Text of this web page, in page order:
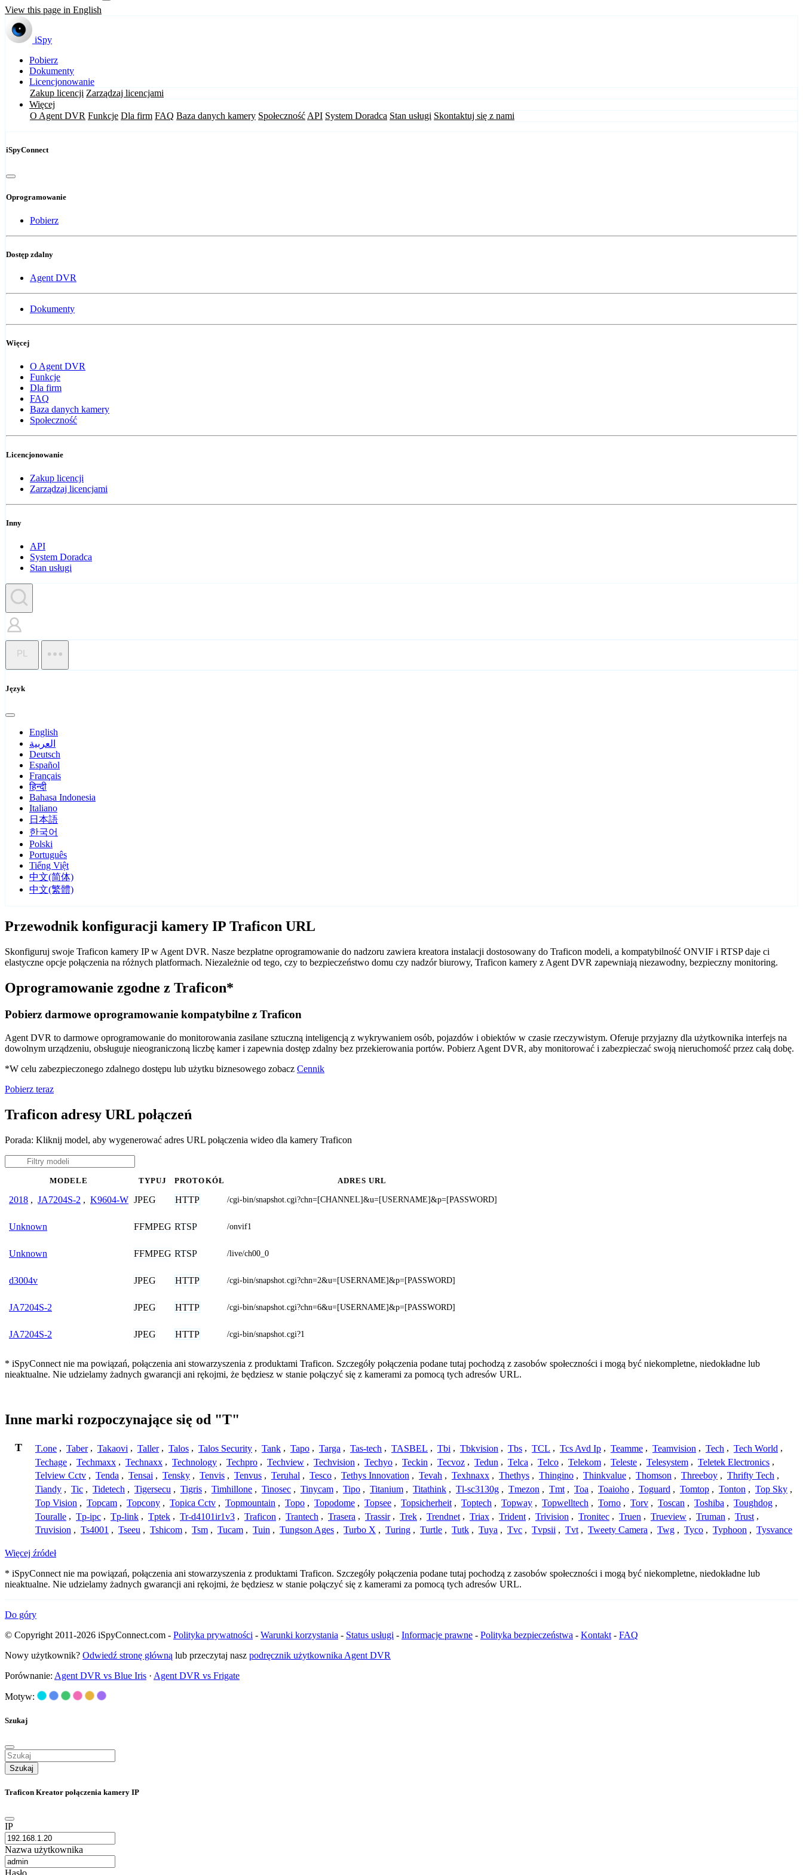
View this page in English
iSpy
Pobierz
Dokumenty
Licencjonowanie
Zakup licencji Zarządzaj licencjami
Więcej
O Agent DVR Funkcje Dla firm FAQ Baza danych kamery Społeczność API System Doradca Stan usługi Skontaktuj się z nami
iSpyConnect
Oprogramowanie
Pobierz
Dostęp zdalny
Agent DVR
Dokumenty
Więcej
O Agent DVR
Funkcje
Dla firm
FAQ
Baza danych kamery
Społeczność
Licencjonowanie
Zakup licencji
Zarządzaj licencjami
Inny
API
System Doradca
Stan usługi
PL
Język
English
العربية
Deutsch
Español
Français
हिन्दी
Bahasa Indonesia
Italiano
日本語
한국어
Polski
Português
Tiếng Việt
中文(简体)
中文(繁體)
Przewodnik konfiguracji kamery IP Traficon URL
Skonfiguruj swoje Traficon kamery IP w Agent DVR. Nasze bezpłatne oprogramowanie do nadzoru zawiera kreatora instalacji dostosowany do Traficon modeli, a kompatybilność ONVIF i RTSP daje ci
elastyczne opcje połączenia na różnych platformach. Niezależnie od tego, czy to bezpieczeństwo domu czy nadzór biurowy, Traficon kamery z Agent DVR zapewniają niezawodny, bezpieczny monitoring.
Oprogramowanie zgodne z Traficon*
Pobierz darmowe oprogramowanie kompatybilne z Traficon
Agent DVR to darmowe oprogramowanie do monitorowania zasilane sztuczną inteligencją z wykrywaniem osób, pojazdów i obiektów w czasie rzeczywistym. Oferuje przyjazny dla użytkownika interfejs na
dowolnym urządzeniu, obsługuje nieograniczoną liczbę kamer i zapewnia dostęp zdalny bez przekierowania portów. Pobierz Agent DVR, aby monitorować i zabezpieczać swoją nieruchomość przez całą dobę.
*W celu zabezpieczonego zdalnego dostępu lub użytku biznesowego zobacz Cennik
Pobierz teraz
Traficon adresy URL połączeń
Porada: Kliknij model, aby wygenerować adres URL połączenia wideo dla kamery Traficon
MODELE TYPUJ PROTOKÓŁ ADRES URL
2018 , JA7204S-2 , K9604-W JPEG HTTP /cgi-bin/snapshot.cgi?chn=[CHANNEL]&u=[USERNAME]&p=[PASSWORD]
Unknown FFMPEG RTSP /onvif1
Unknown FFMPEG RTSP /live/ch00_0
d3004v JPEG HTTP /cgi-bin/snapshot.cgi?chn=2&u=[USERNAME]&p=[PASSWORD]
JA7204S-2 JPEG HTTP /cgi-bin/snapshot.cgi?chn=6&u=[USERNAME]&p=[PASSWORD]
JA7204S-2 JPEG HTTP /cgi-bin/snapshot.cgi?1
* iSpyConnect nie ma powiązań, połączenia ani stowarzyszenia z produktami Traficon. Szczegóły połączenia podane tutaj pochodzą z zasobów społeczności i mogą być niekompletne, niedokładne lub
nieaktualne. Nie udzielamy żadnych gwarancji ani rękojmi, że będziesz w stanie połączyć się z kamerami za pomocą tych adresów URL.
Inne marki rozpoczynające się od "T"
T T.one , Taber , Takaovi , Taller , Talos , Talos Security , Tank , Tapo , Targa , Tas-tech , TASBEL , Tbi , Tbkvision , Tbs , TCL , Tcs Avd Ip , Teamme , Teamvision , Tech , Tech World ,
Techage , Techmaxx , Technaxx , Technology , Techpro , Techview , Techvision , Techyo , Teckin , Tecvoz , Tedun , Telca , Telco , Telekom , Teleste , Telesystem , Teletek Electronics ,
Telview Cctv , Tenda , Tensai , Tensky , Tenvis , Tenvus , Teruhal , Tesco , Tethys Innovation , Tevah , Texhnaxx , Thethys , Thingino , Thinkvalue , Thomson , Threeboy , Thrifty Tech ,
Tiandy , Tic , Tidetech , Tigersecu , Tigris , Timhillone , Tinosec , Tinycam , Tipo , Titanium , Titathink , Tl-sc3130g , Tmezon , Tmt , Toa , Toaioho , Toguard , Tomtop , Tonton , Top Sky ,
Top Vision , Topcam , Topcony , Topica Cctv , Topmountain , Topo , Topodome , Topsee , Topsicherheit , Toptech , Topway , Topwelltech , Torno , Torv , Toscan , Toshiba , Toughdog ,
Touralle , Tp-ipc , Tp-link , Tptek , Tr-d4101ir1v3 , Traficon , Trantech , Trasera , Trassir , Trek , Trendnet , Triax , Trident , Trivision , Tronitec , Truen , Trueview , Truman , Trust ,
Truvision , Ts4001 , Tseeu , Tshicom , Tsm , Tucam , Tuin , Tungson Ages , Turbo X , Turing , Turtle , Tutk , Tuya , Tvc , Tvpsii , Tvt , Tweety Camera , Twg , Tyco , Typhoon , Tysvance
Więcej źródeł
* iSpyConnect nie ma powiązań, połączenia ani stowarzyszenia z produktami Traficon. Szczegóły połączenia podane tutaj pochodzą z zasobów społeczności i mogą być niekompletne, niedokładne lub
nieaktualne. Nie udzielamy żadnych gwarancji ani rękojmi, że będziesz w stanie połączyć się z kamerami za pomocą tych adresów URL.
Do góry
© Copyright 2011-2026 iSpyConnect.com - Polityka prywatności - Warunki korzystania - Status usługi - Informacje prawne - Polityka bezpieczeństwa - Kontakt - FAQ
Nowy użytkownik? Odwiedź stronę główną lub przeczytaj nasz podręcznik użytkownika Agent DVR
Porównanie: Agent DVR vs Blue Iris · Agent DVR vs Frigate
Motyw:
Szukaj
Szukaj
Traficon Kreator połączenia kamery IP
IP
Nazwa użytkownika
Hasło